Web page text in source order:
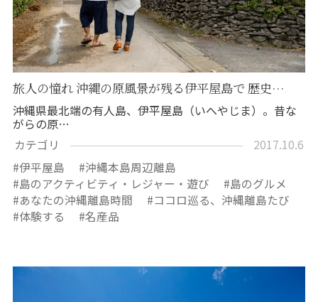
旅人の憧れ 沖縄の原風景が残る伊平屋島で 歴史…
沖縄県最北端の有人島、伊平屋島（いへやじま）。昔な
がらの原…
カテゴリ
2017.10.6
伊平屋島
沖縄本島周辺離島
島のアクティビティ・レジャー・遊び
島のグルメ
あなたの沖縄離島時間
ココロ巡る、沖縄離島たび
体験する
名産品